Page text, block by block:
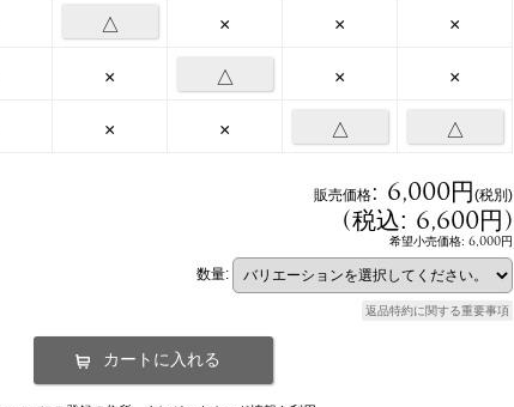
△ × × ×
× △ × ×
× × △ △
販売価格: 6,000円(税別)
(税込: 6,600円)
希望小売価格: 6,000円
数量:
返品特約に関する重要事項